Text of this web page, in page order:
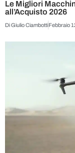
Le Migliori
all’Acquisto 2026
DiGiulio CiambottiFebbraio